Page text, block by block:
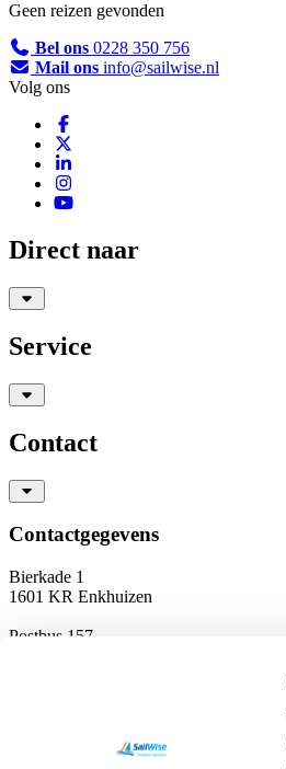
Geen reizen gevonden
Bel ons 0228 350 756
Mail ons info@sailwise.nl
Volg ons
Direct naar
Service
Contact
Contactgegevens
Bierkade 1
1601 KR Enkhuizen
Postbus 157
RSIN: 8042 17 488